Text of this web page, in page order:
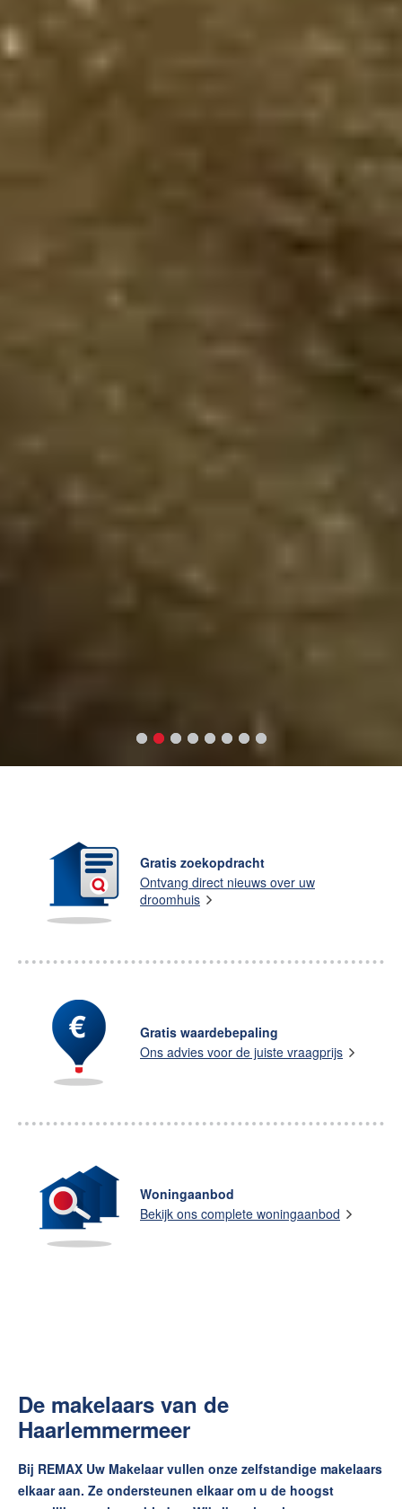
Gratis zoekopdracht
Ontvang direct nieuws over uw
droomhuis
Gratis waardebepaling
Ons advies voor de juiste vraagprijs
Woningaanbod
Bekijk ons complete woningaanbod
De makelaars van de
Haarlemmermeer
Bij REMAX Uw Makelaar vullen onze zelfstandige makelaars
elkaar aan. Ze ondersteunen elkaar om u de hoogst